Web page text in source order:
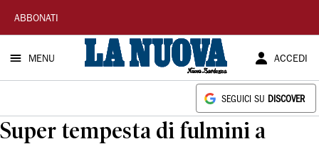
La
Nuova
Sardegna
ABBONATI
MENU ACCEDI
SEGUICI SU DISCOVER
Super tempesta di fulmini a